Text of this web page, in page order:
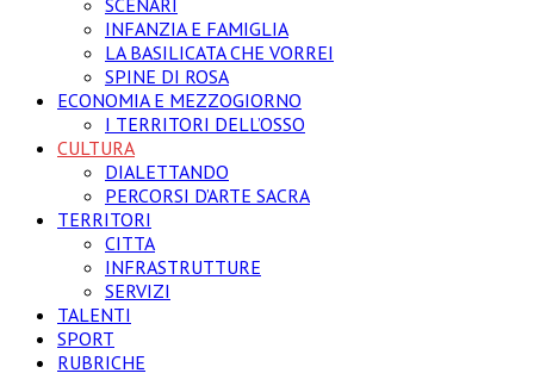
SCENARI
INFANZIA E FAMIGLIA
LA BASILICATA CHE VORREI
SPINE DI ROSA
ECONOMIA E MEZZOGIORNO
I TERRITORI DELL’OSSO
CULTURA
DIALETTANDO
PERCORSI D’ARTE SACRA
TERRITORI
CITTA
INFRASTRUTTURE
SERVIZI
TALENTI
SPORT
RUBRICHE